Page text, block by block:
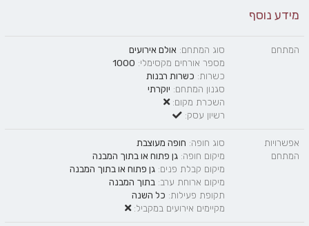
מידע נוסף
המתחם סוג המתחם: אולם אירועים
מספר אורחים מקסימלי: 1000
כשרות: כשרות רבנות
סגנון המתחם: יוקרתי
השכרת מקום:
רשיון עסק:
אפשרויות
המתחם
סוג חופה: חופה מעוצבת
מיקום חופה:גן פתוח או בתוך המבנה
מיקום קבלת פנים:גן פתוח או בתוך המבנה
מיקום ארוחת ערב: בתוך המבנה
תקופת פעילות: כל השנה
מקיימים אירועים במקביל: